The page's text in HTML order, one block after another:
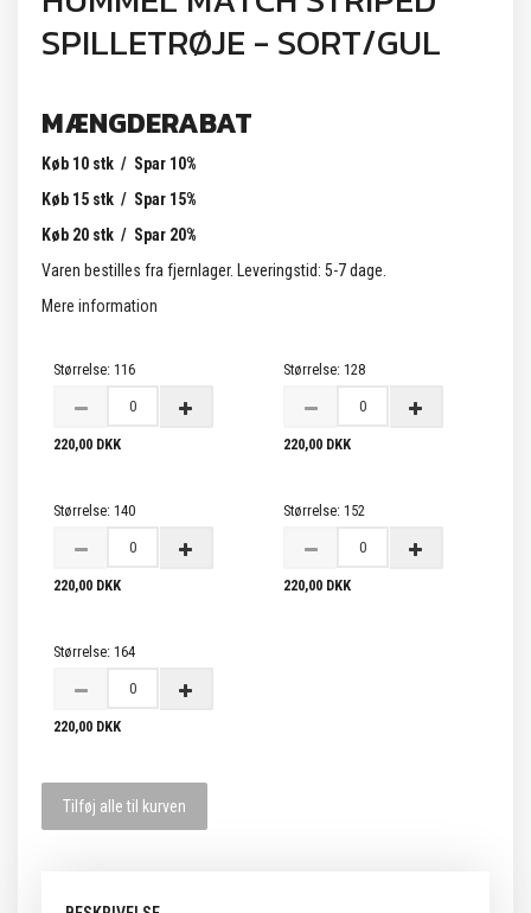
SPILLETRØJE - SORT/GUL
MÆNGDERABAT
Køb 10 stk / Spar 10%
Køb 15 stk / Spar 15%
Køb 20 stk / Spar 20%
Varen bestilles fra fjernlager. Leveringstid: 5-7 dage.
Mere information
Størrelse: 116
220,00 DKK
Størrelse: 128
220,00 DKK
Størrelse: 140
220,00 DKK
Størrelse: 152
220,00 DKK
Størrelse: 164
220,00 DKK
Tilføj alle til kurven